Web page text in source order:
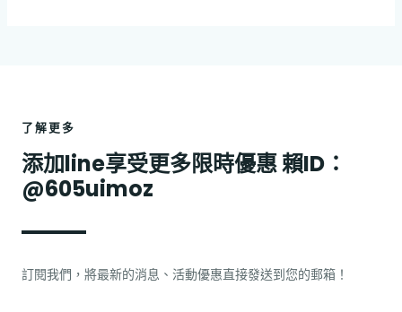
了解更多
添加line享受更多限時優惠 賴ID：
@605uimoz
訂閱我們，將最新的消息、活動優惠直接發送到您的郵箱！